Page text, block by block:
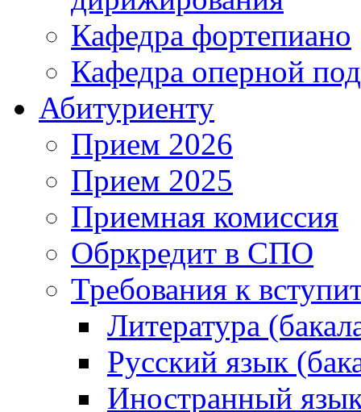
Кафедра фортепиано
Кафедра оперной
Абитуриенту
Прием 2026
Прием 2025
Приемная комиссия
Обркредит в СПО
Требования к
Литература
Русский язык
Иностранный